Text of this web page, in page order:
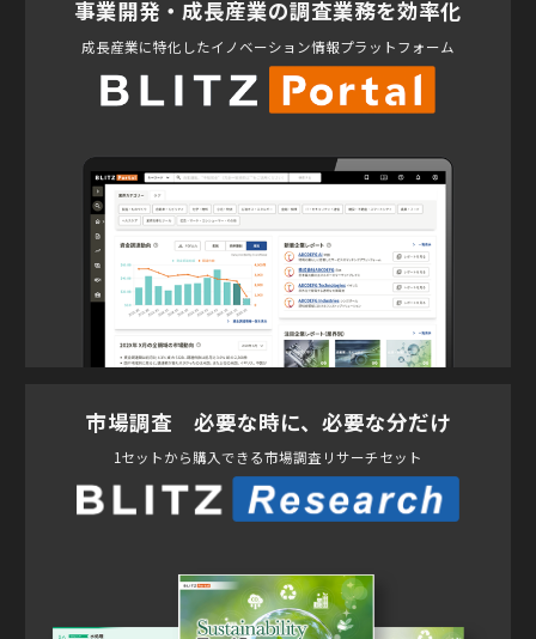
事業開発・成長産業の調査業務を効率化
成長産業に特化したイノベーション情報プラットフォーム
市場調査 必要な時に、必要な分だけ
1セットから購入できる市場調査リサーチセット